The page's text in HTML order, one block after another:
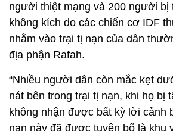
người thiệt mạng và 200 người bị
không kích do các chiến cơ IDF
nhằm vào trại tị nạn của dân
địa phận Rafah.
“Nhiều người dân còn mắc kẹt
nát bên trong trại tị nạn, khi họ bị
không nhận được bất kỳ lời cảnh
nạn này đã được tuyên bố là khu